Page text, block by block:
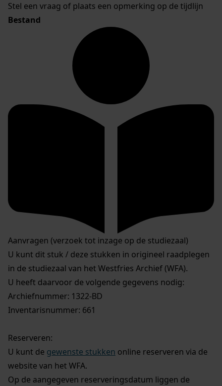
Stel een vraag of plaats een opmerking op de tijdlijn
Bestand
Aanvragen (verzoek tot inzage op de studiezaal)
U kunt dit stuk / deze stukken in origineel raadplegen
in de studiezaal van het Westfries Archief (WFA).
U heeft daarvoor de volgende gegevens nodig:
Archiefnummer: 1322-BD
Inventarisnummer: 661
Reserveren:
U kunt de gewenste stukken online reserveren via de
website van het WFA.
Op de aangegeven reserveringsdatum liggen de